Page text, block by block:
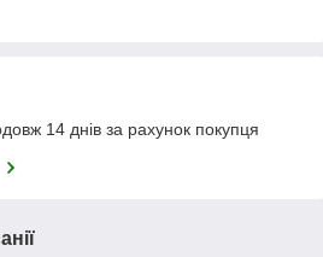
14 днів за рахунок покупця